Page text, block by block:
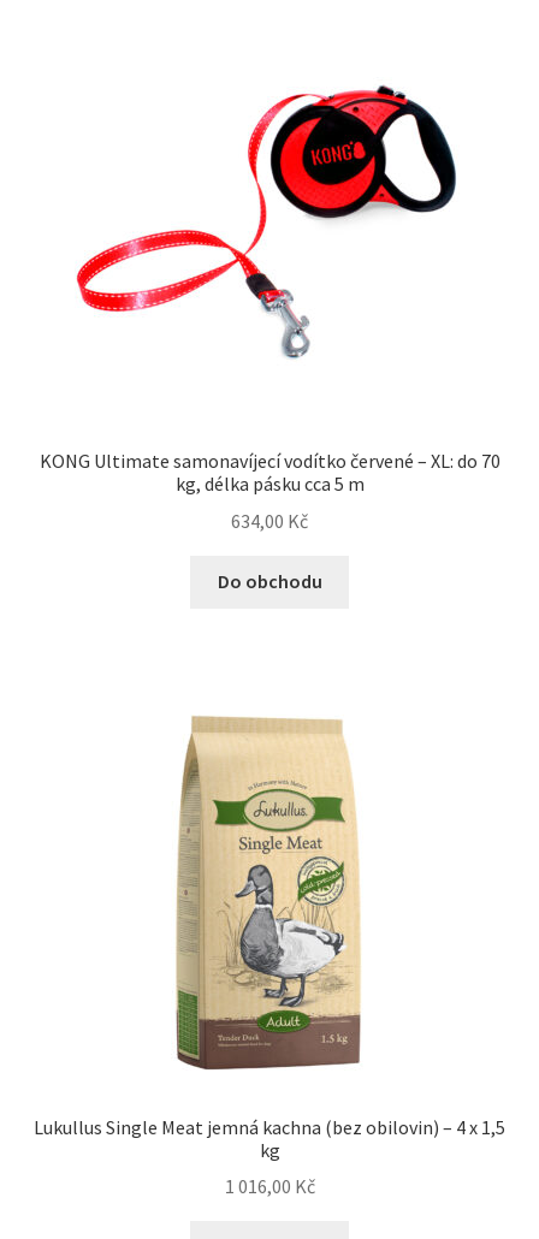
KONG Ultimate samonavíjecí vodítko červené – XL: do 70
kg, délka pásku cca 5 m
634,00 Kč
Do obchodu
Lukullus Single Meat jemná kachna (bez obilovin) – 4 x 1,5
kg
1 016,00 Kč